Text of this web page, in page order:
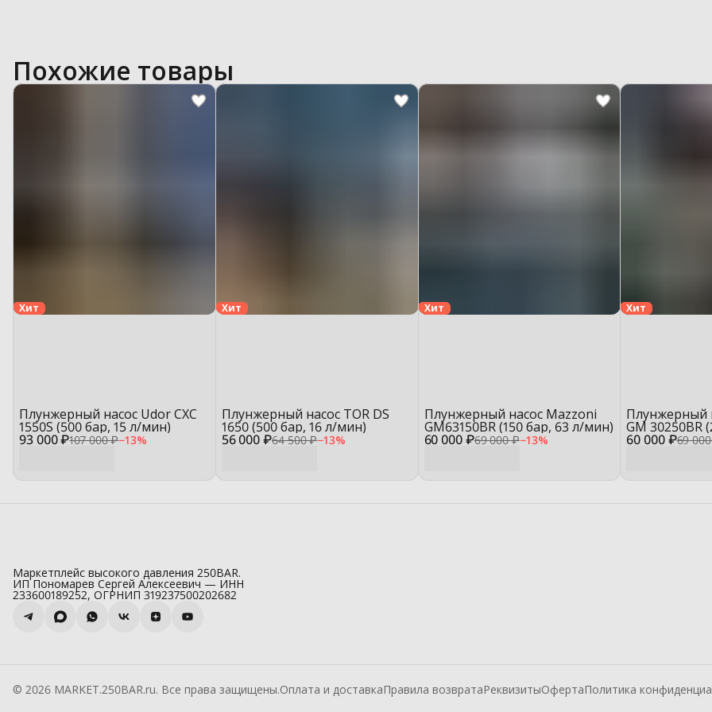
Похожие товары
Хит
93 000 ₽107 000 ₽−13%
Плунжерный насос Udor CXC
1550S (500 бар, 15 л/мин)
Хит
56 000 ₽64 500 ₽−13%
Плунжерный насос TOR DS
1650 (500 бар, 16 л/мин)
Хит
60 000 ₽69 000 ₽−13%
Плунжерный насос Mazzoni
GM63150BR (150 бар, 63 л/мин)
Хит
60 000 ₽69
Плунжерный
GM 30250BR
мин)
Маркетплейс высокого давления 250BAR.
ИП Пономарев Сергей Алексеевич — ИНН
233600189252, ОГРНИП 319237500202682
© 2026 MARKET.250BAR.ru. Все права защищены.Оплата и доставкаПравила возвратаРеквизитыОфертаПолитика